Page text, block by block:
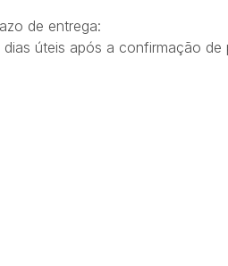
de entrega:
dias úteis após a confirmação de